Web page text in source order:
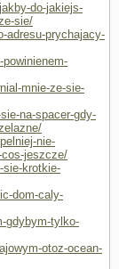
do-jakiejs-
sie/
adresu-prychajacy-
mnie-ze-sie-
na-spacer-gdy-
nie-
cos-jeszcze/
sie-krotkie-
dom-caly-
gdybym-tylko-
otoz-ocean-